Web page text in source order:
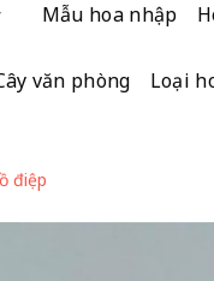
Mẫu hoa nhập
văn phòng Loại
điệp